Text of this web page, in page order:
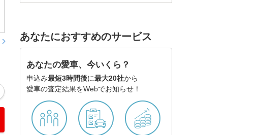
あなたにおすすめのサービス
あなたの愛車、今いくら？
申込み最短3時間後に最大20社から
愛車の査定結果をWebでお知らせ！